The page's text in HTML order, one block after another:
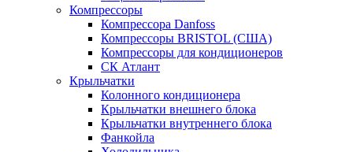
Компрессоры
Компрессора Danfoss
Компрессоры BRISTOL (США)
Компрессоры для кондиционеров
СК Атлант
Крыльчатки
Колонного кондиционера
Крыльчатки внешнего блока
Крыльчатки внутреннего блока
Фанкойла